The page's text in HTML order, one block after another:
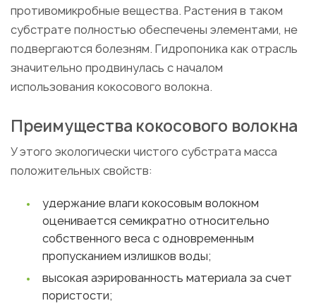
противомикробные вещества. Растения в таком
субстрате полностью обеспечены элементами, не
подвергаются болезням. Гидропоника как отрасль
значительно продвинулась с началом
использования кокосового волокна.
Преимущества кокосового волокна
У этого экологически чистого субстрата масса
положительных свойств:
удержание влаги кокосовым волокном
оценивается семикратно относительно
собственного веса с одновременным
пропусканием излишков воды;
высокая аэрированность материала за счет
пористости;